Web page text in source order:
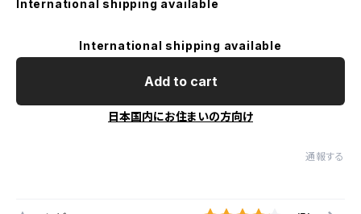
International shipping available
International shipping available
Add to cart
日本国内にお住まいの方向け
通報する